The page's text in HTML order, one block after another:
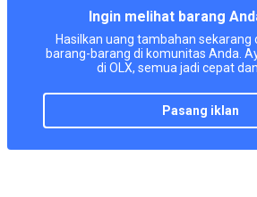
Ingin melihat barang
Hasilkan uang tambahan sekarang
barang-barang di komunitas Anda.
di OLX, semua jadi cepat
pasang iklan